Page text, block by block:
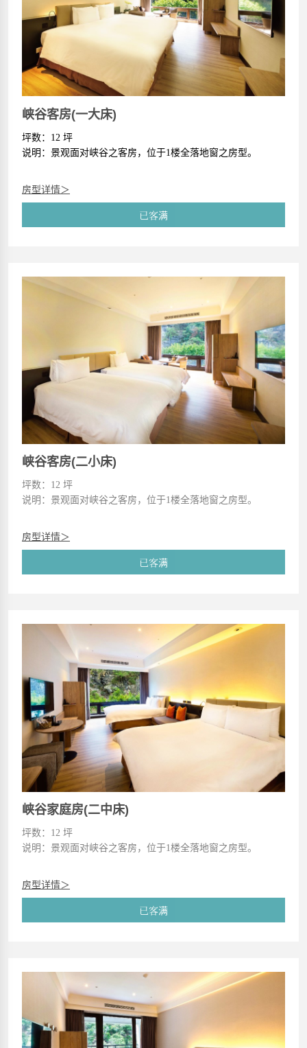
峡谷客房(一大床)
坪数：12 坪
说明：景观面对峡谷之客房，位于1楼全落地窗之房型。
房型详情＞
已客满
峡谷客房(二小床)
坪数：12 坪
说明：景观面对峡谷之客房，位于1楼全落地窗之房型。
房型详情＞
已客满
峡谷家庭房(二中床)
坪数：12 坪
说明：景观面对峡谷之客房，位于1楼全落地窗之房型。
房型详情＞
已客满